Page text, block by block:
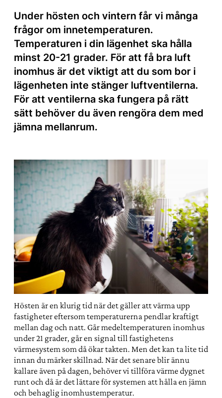
Under hösten och vintern får vi många
frågor om innetemperaturen.
Temperaturen i din lägenhet ska hålla
minst 20-21 grader. För att få bra luft
inomhus är det viktigt att du som bor i
lägenheten inte stänger luftventilerna.
För att ventilerna ska fungera på rätt
sätt behöver du även rengöra dem med
jämna mellanrum.
Hösten är en klurig tid när det gäller att värma upp
fastigheter eftersom temperaturerna pendlar kraftigt
mellan dag och natt. Går medeltemperaturen inomhus
under 21 grader, går en signal till fastighetens
värmesystem som då ökar takten. Men det kan ta lite tid
innan du märker skillnad. När det senare blir ännu
kallare även på dagen, behöver vi tillföra värme dygnet
runt och då är det lättare för systemen att hålla en jämn
och behaglig inomhustemperatur.